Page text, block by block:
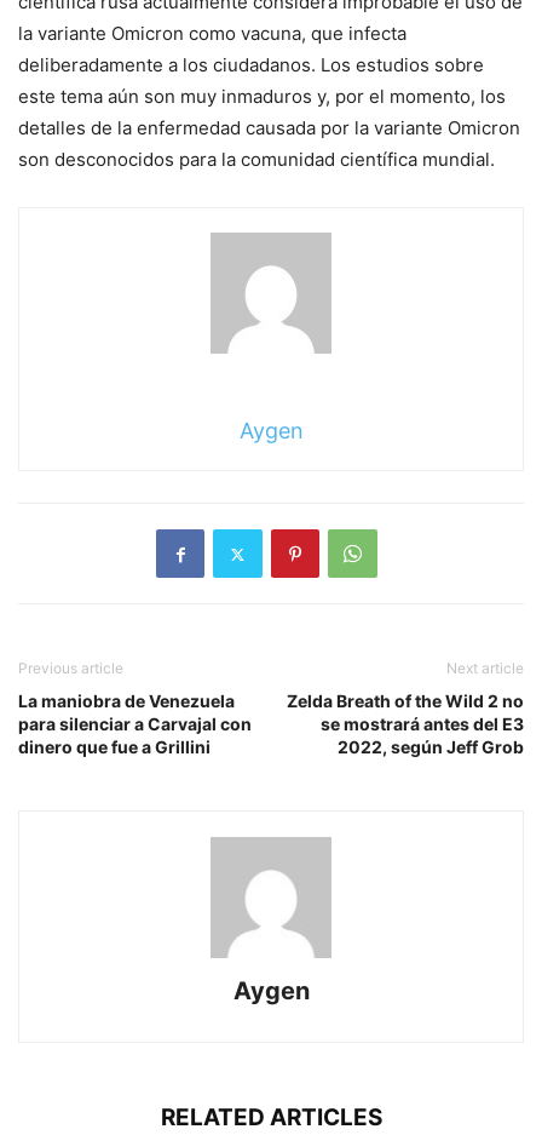
la variante Omicron como vacuna, que infecta
deliberadamente a los ciudadanos. Los estudios sobre
este tema aún son muy inmaduros y, por el momento, los
detalles de la enfermedad causada por la variante Omicron
son desconocidos para la comunidad científica mundial.
Aygen
Previous article
La maniobra de Venezuela
para silenciar a Carvajal con
dinero que fue a Grillini
Next article
Zelda Breath of the Wild 2 no
se mostrará antes del E3
2022, según Jeff Grob
Aygen
RELATED ARTICLES